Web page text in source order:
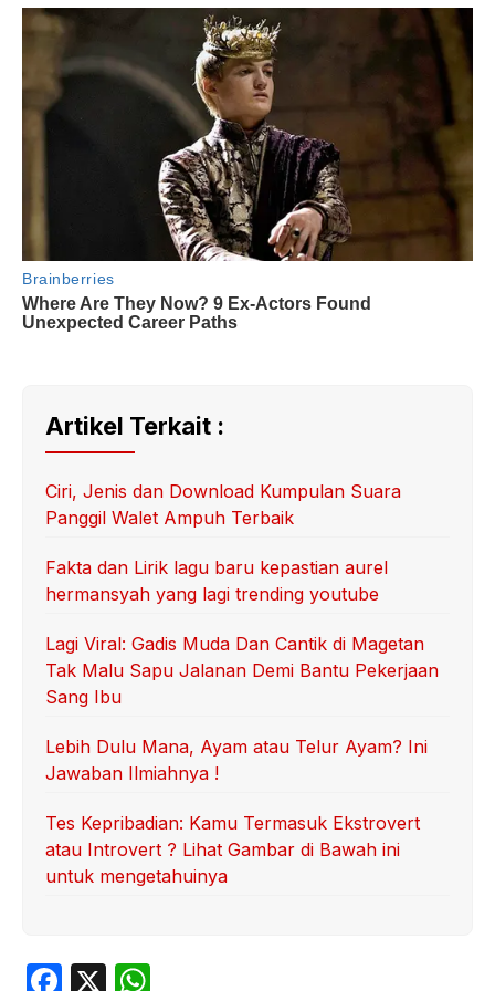
Artikel Terkait :
Ciri, Jenis dan Download Kumpulan Suara
Panggil Walet Ampuh Terbaik
Fakta dan Lirik lagu baru kepastian aurel
hermansyah yang lagi trending youtube
Lagi Viral: Gadis Muda Dan Cantik di Magetan
Tak Malu Sapu Jalanan Demi Bantu Pekerjaan
Sang Ibu
Lebih Dulu Mana, Ayam atau Telur Ayam? Ini
Jawaban Ilmiahnya !
Tes Kepribadian: Kamu Termasuk Ekstrovert
atau Introvert ? Lihat Gambar di Bawah ini
untuk mengetahuinya
F
X